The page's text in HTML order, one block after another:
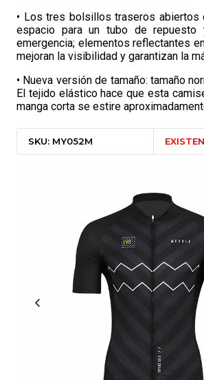
• Los tres bolsillos traseros abiertos
espacio para un tubo de repuesto
emergencia; elementos reflectantes
mejoran la visibilidad y garantizan la
• Nueva versión de tamaño: tamaño
El tejido elástico hace que esta
manga corta se estire
SKU: MY052M